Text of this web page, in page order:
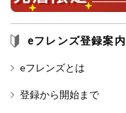
eフレンズ登録案内
eフレンズとは
登録から開始まで